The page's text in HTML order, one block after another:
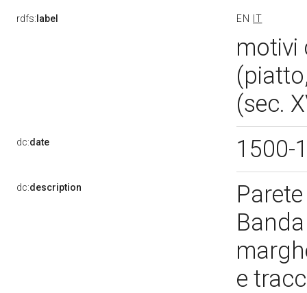
rdfs: label EN IT
motivi
(sec.
dc:date 1500-
dc:description
e